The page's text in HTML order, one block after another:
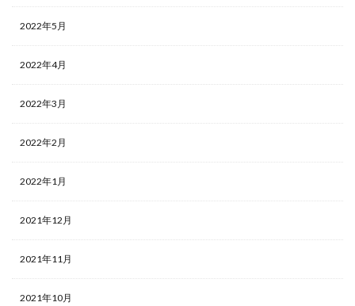
2022年5月
2022年4月
2022年3月
2022年2月
2022年1月
2021年12月
2021年11月
2021年10月